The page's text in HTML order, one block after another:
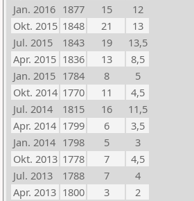
Jan. 2016 1877 15
12
Okt. 2015 1848 21
13
Jul. 2015
1843 19
13,5
Apr. 2015 1836 13
8,5
Jan. 2015 1784 8
5
Okt. 2014 1770 11
4,5
Jul. 2014
1815 16
11,5
Apr. 2014 1799 6
3,5
Jan. 2014 1798 5
3
Okt. 2013 1778 7
4,5
Jul. 2013
1788 7
4
Apr. 2013 1800 3
2